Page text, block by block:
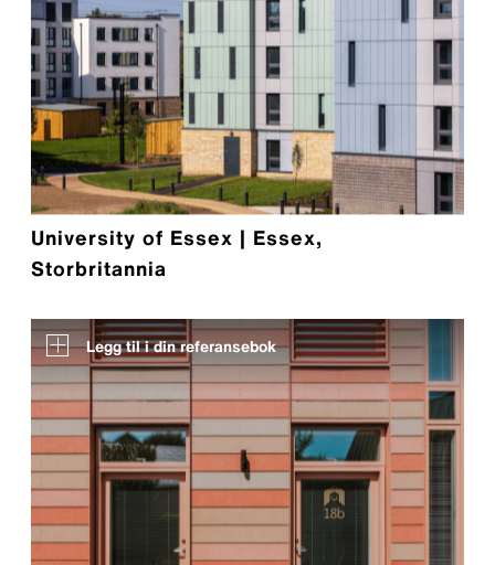
University of Essex | Essex,
Storbritannia
Legg til i din referansebok